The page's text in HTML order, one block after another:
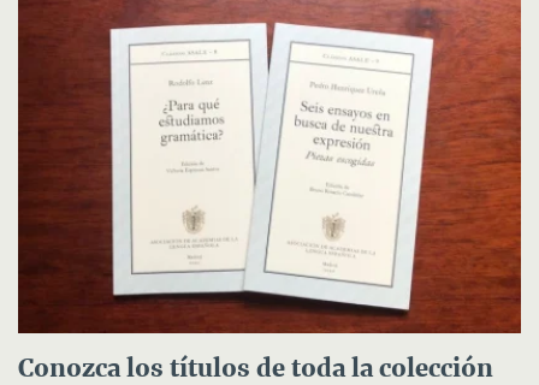
Conozca los títulos de toda la colección